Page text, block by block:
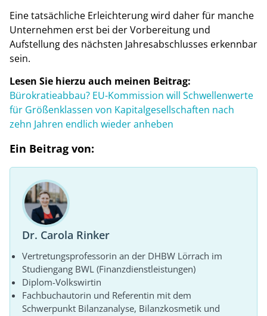
Eine tatsächliche Erleichterung wird daher für manche
Unternehmen erst bei der Vorbereitung und
Aufstellung des nächsten Jahresabschlusses erkennbar
sein.
Lesen Sie hierzu auch meinen Beitrag:
Bürokratieabbau? EU-Kommission will Schwellenwerte
für Größenklassen von Kapitalgesellschaften nach
zehn Jahren endlich wieder anheben
Ein Beitrag von:
Dr. Carola Rinker
Vertretungsprofessorin an der DHBW Lörrach im
Studiengang BWL (Finanzdienstleistungen)
Diplom-Volkswirtin
Fachbuchautorin und Referentin mit dem
Schwerpunkt Bilanzanalyse, Bilanzkosmetik und